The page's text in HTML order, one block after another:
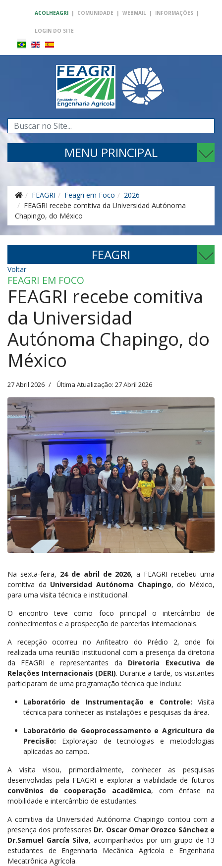
ACOLHEAGRI | COMUNIDADE | WEBMAIL | INFORMAÇÕES |
LOGIN DO SITE
Pesquisar...
MENU PRINCIPAL
FEAGRI Feagri em Foco
2026
FEAGRI recebe comitiva da Universidad Autónoma
Chapingo, do México
FEAGRI
Voltar
FEAGRI EM FOCO
FEAGRI recebe comitiva
da Universidad
Autónoma Chapingo, do
México
27 Abril 2026 Última Atualização: 27 Abril 2026
Na sexta-feira, 24 de abril de 2026, a FEAGRI recebeu uma
comitiva da Universidad Autónoma Chapingo, do México,
para uma visita técnica e institucional.
O encontro teve como foco principal o intercâmbio de
conhecimentos e a prospecção de parcerias internacionais.
A recepção ocorreu no Anfiteatro do Prédio 2, onde foi
realizada uma reunião institucional com a presença da diretoria
da FEAGRI e representantes da Diretoria Executiva de
Relações Internacionais (DERI). Durante a tarde, os visitantes
participaram de uma programação técnica que incluiu:
Laboratório de Instrumentação e Controle: Visita
técnica para conhecer as instalações e pesquisas da área.
Laboratório de Geoprocessamento e Agricultura de
Precisão: Exploração de tecnologias e metodologias
aplicadas ao campo.
A visita visou, primordialmente, conhecer as pesquisas
desenvolvidas pela FEAGRI e explorar a viabilidade de futuros
convênios de cooperação acadêmica, com ênfase na
mobilidade e intercâmbio de estudantes.
A comitiva da Universidad Autónoma Chapingo contou com a
presença dos professores Dr. Oscar Omar Orozco Sánchez e
Dr.Samuel García Silva, acompanhados por um grupo de 13
estudantes de Engenharia Mecânica Agrícola e Engenharia
Mecatrônica Agrícola.